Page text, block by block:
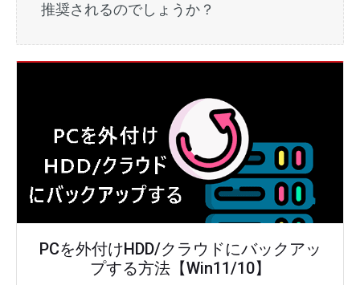
推奨されるのでしょうか？
PCを外付けHDD/クラウドにバックアッ
プする方法【Win11/10】